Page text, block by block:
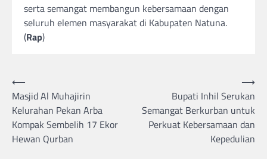
serta semangat membangun kebersamaan dengan
seluruh elemen masyarakat di Kabupaten Natuna.
(Rap)
Post
navigation
⟵
Masjid Al Muhajirin
Kelurahan Pekan Arba
Kompak Sembelih 17 Ekor
Hewan Qurban
Bupati Inhil Serukan
Semangat Berkurban untuk
Perkuat Kebersamaan dan
Kepedulian
⟶